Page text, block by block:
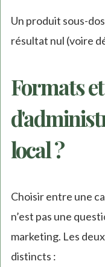
Un produit sous-
résultat nul (voire
Formats
local ?
Choisir entre une
n’est pas une
marketing. Les
distincts :